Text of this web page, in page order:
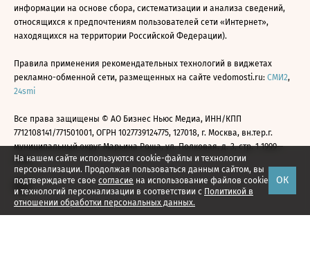
На нашем сайте используются cookie-файлы и технологии
персонализации. Продолжая пользоваться данным сайтом, вы
подтверждаете свое согласие на использование файлов cookie
и технологий персонализации в соответствии с Политикой в
отношении обработки персональных данных.
ОК
информации на основе сбора, систематизации и анализа сведений,
относящихся к предпочтениям пользователей сети «Интернет»,
находящихся на территории Российской Федерации).
Правила применения рекомендательных технологий в виджетах
рекламно-обменной сети, размещенных на сайте vedomosti.ru: СМИ2,
24smi
Все права защищены © АО Бизнес Ньюс Медиа, ИНН/КПП
7712108141/771501001, ОГРН 1027739124775, 127018, г. Москва, вн.тер.г.
муниципальный округ Марьина Роща, ул. Полковая, д. 3, стр. 1 1999—
2026